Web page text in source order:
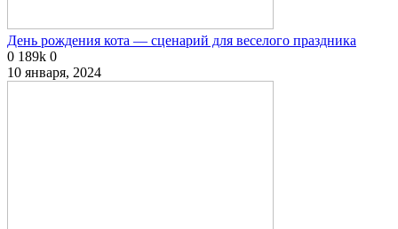
День рождения кота — сценарий для веселого праздника
0 189k 0
10 января, 2024